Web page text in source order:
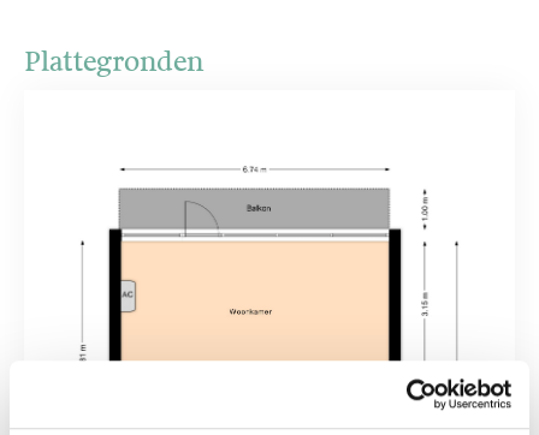
Plattegronden